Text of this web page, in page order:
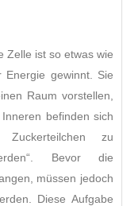
Zelle ist so etwas wie
Energie gewinnt. Sie
Raum vorstellen,
befinden sich
zu
Bevor die
müssen jedoch
Diese Aufgabe